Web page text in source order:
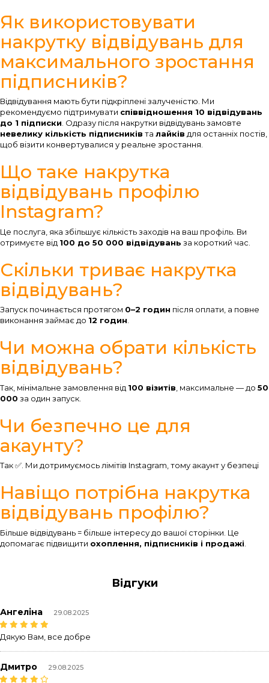
Як використовувати
накрутку відвідувань для
максимального зростання
підписників?
Відвідування мають бути підкріплені залученістю. Ми
рекомендуємо підтримувати співвідношення 10 відвідувань
до 1 підписки . Одразу після накрутки відвідувань замовте
невелику кількість підписників та лайків для останніх постів,
щоб візити конвертувалися у реальне зростання.
Що таке накрутка
відвідувань профілю
Instagram?
Це послуга, яка збільшує кількість заходів на ваш профіль. Ви
отримуєте від 100 до 50 000 відвідувань за короткий час.
Скільки триває накрутка
відвідувань?
Запуск починається протягом 0–2 годин після оплати, а повне
виконання займає до 12 годин
Чи можна обрати кількість
відвідувань?
Так, мінімальне замовлення від 100 візитів , максимальне — до 50
000 за один запуск.
Чи безпечно це для
акаунту?
Так ✅. Ми дотримуємось лімітів Instagram, тому акаунт у безпеці
Навіщо потрібна накрутка
відвідувань профілю?
Більше відвідувань = більше інтересу до вашої сторінки. Це
допомагає підвищити охоплення, підписників і продажі
Відгуки
Ангеліна 29.08.2025
Дякую Вам, все добре
Дмитро 29.08.2025